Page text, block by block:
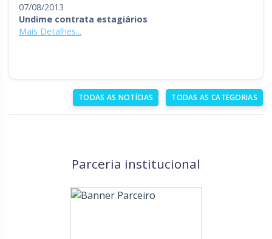
07/08/2013
Undime contrata estagiários
Mais Detalhes...
TODAS AS NOTÍCIAS TODAS AS CATEGORIAS
Parceria institucional